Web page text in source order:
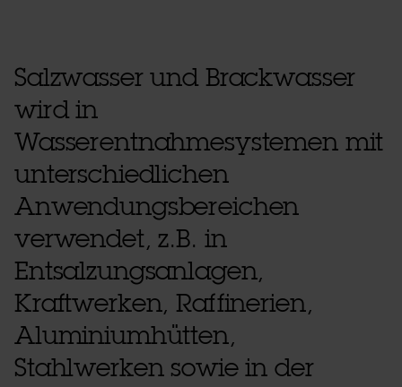
Salzwasser und Brackwasser
wird in
Wasserentnahmesystemen mit
unterschiedlichen
Anwendungsbereichen
verwendet, z.B. in
Entsalzungsanlagen,
Kraftwerken, Raffinerien,
Aluminiumhütten,
Stahlwerken sowie in der